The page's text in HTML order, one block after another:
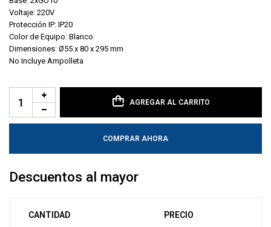
Voltaje: 220V
Protección IP: IP20
Color de Equipo: Blanco
Dimensiones: Ø55 x 80 x 295 mm
No Incluye Ampolleta
AGREGAR AL CARRITO
COMPRAR AHORA
Descuentos al mayor
CANTIDAD PRECIO